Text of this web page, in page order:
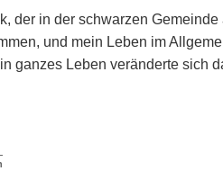
der in der schwarzen
und mein Leben im
ganzes Leben veränderte sich